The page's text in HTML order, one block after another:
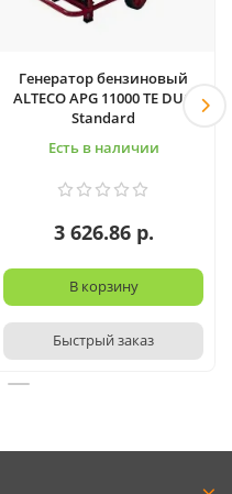
Генератор бензиновый
ALTECO APG 11000 TE DUO
Standard
Есть в наличии
3 626.86 р.
В корзину
Быстрый заказ